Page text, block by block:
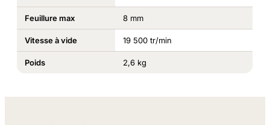
Feuillure max 8 mm
Vitesse à vide 19 500 tr/min
Poids 2,6 kg